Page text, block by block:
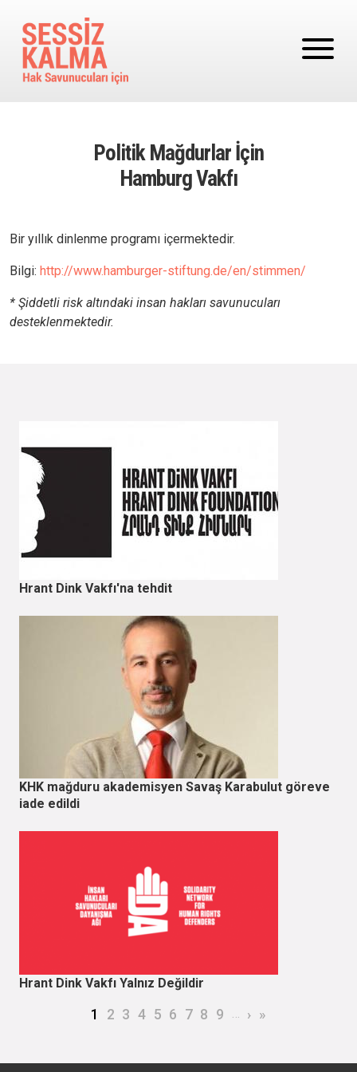
Politik Mağdurlar İçin
Hamburg Vakfı
Bir yıllık dinlenme programı içermektedir.
Bilgi: http://www.hamburger-stiftung.de/en/stimmen/
* Şiddetli risk altındaki insan hakları savunucuları
desteklenmektedir.
Hrant Dink Vakfı'na tehdit
KHK mağduru akademisyen Savaş Karabulut göreve
iade edildi
Hrant Dink Vakfı Yalnız Değildir
Şu an kullanılan sayfa
1 Page
2 Page
3 Page
4 Page
5 Page
6 Page
7 Page
8 Page
9 … Sonraki sayfa
› Son sayfa
»